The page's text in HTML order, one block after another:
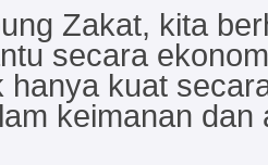
Zakat, kita
secara
hanya kuat
keimanan dan